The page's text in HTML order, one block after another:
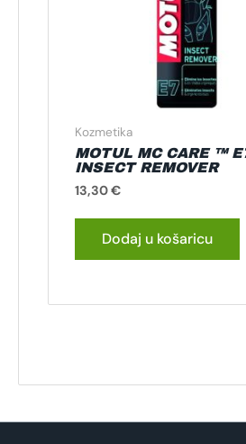
Kozmetika
MOTUL MC CARE ™
INSECT REMOVER
13,30€
Dodaj u košaricu